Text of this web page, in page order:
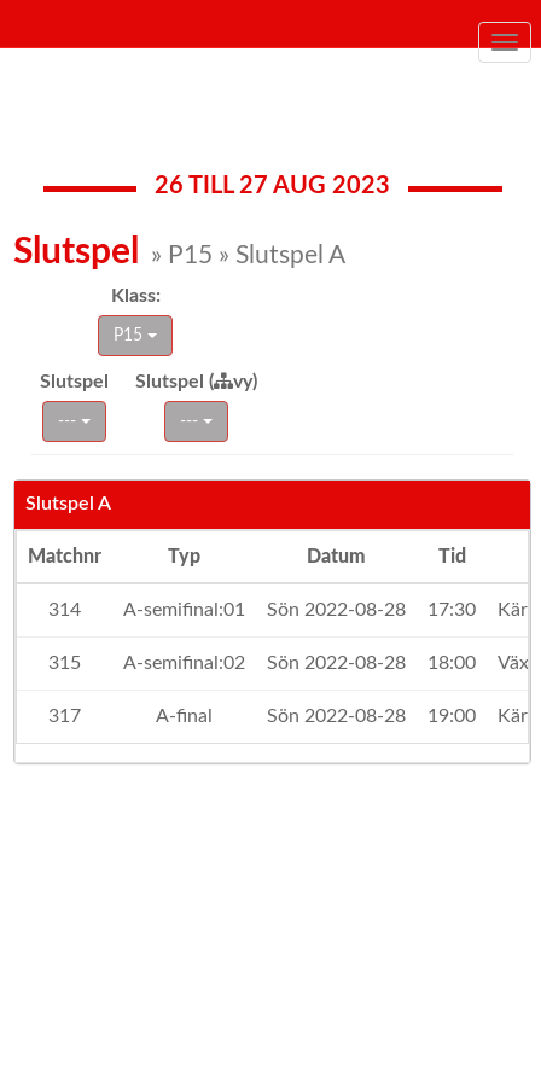
26 TILL 27 AUG 2023
Slutspel » P15 » Slutspel A
Klass:
P15
Slutspel Slutspel ( vy)
--- ---
Slutspel A
Matchnr Typ Datum Tid
314 A-semifinal:01 Sön 2022-08-28 17:30
315 A-semifinal:02 Sön 2022-08-28 18:00
317 A-final Sön 2022-08-28 19:00